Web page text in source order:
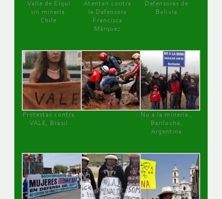
Valle de Elqui
sin minería.
Chile
Atentan contra
la Defensora
Francisca
Márquez
Defensoras de
Bolivia
Protestas contra
VALE, Brasil
No a la minería ,
Bariloche,
Argentina